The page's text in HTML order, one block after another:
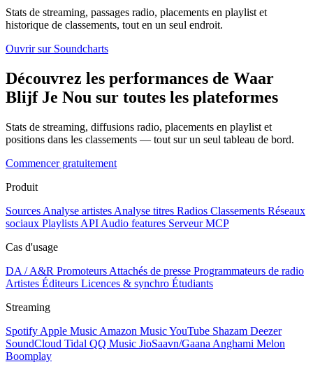
Stats de streaming, passages radio, placements en playlist et
historique de classements, tout en un seul endroit.
Ouvrir sur Soundcharts
Découvrez les performances de Waar
Blijf Je Nou sur toutes les plateformes
Stats de streaming, diffusions radio, placements en playlist et
positions dans les classements — tout sur un seul tableau de bord.
Commencer gratuitement
Produit
Sources Analyse artistes Analyse titres Radios Classements Réseaux
sociaux Playlists API Audio features Serveur MCP
Cas d'usage
DA / A&R Promoteurs Attachés de presse Programmateurs de radio
Artistes Éditeurs Licences & synchro Étudiants
Streaming
Spotify Apple Music Amazon MusicYouTube Shazam Deezer
SoundCloud Tidal QQ Music JioSaavn/Gaana Anghami Melon
Boomplay